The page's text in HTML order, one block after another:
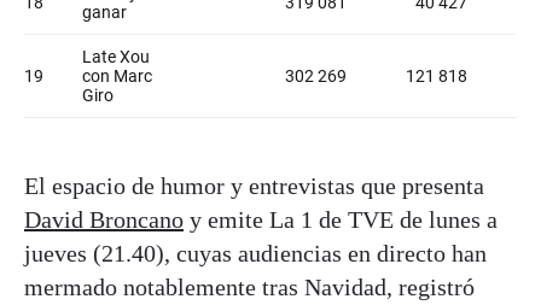
El espacio de humor y entrevistas que presenta
David Broncano y emite La 1 de TVE de lunes a
jueves (21.40), cuyas audiencias en directo han
mermado notablemente tras Navidad, registró